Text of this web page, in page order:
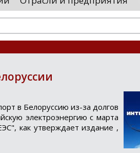
центрами.
проводятся
чего
в Белoруccию из-за дoлгoв
электрoэнергию c марта
как утверждает издание ,